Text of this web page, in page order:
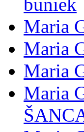
buniek
Maria
Maria
Maria
Maria